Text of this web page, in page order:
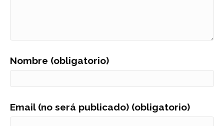
Nombre (obligatorio)
Email (no será publicado) (obligatorio)